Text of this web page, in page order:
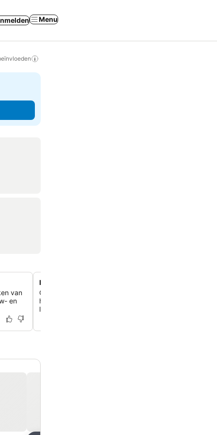
Menu
van
en
Flexibele bagageopslagservice
Gebruik de beveiligde bagageruimte om Dublin vrij te
het inchecken of na het uitchecken, met 24-uurs
lobby.